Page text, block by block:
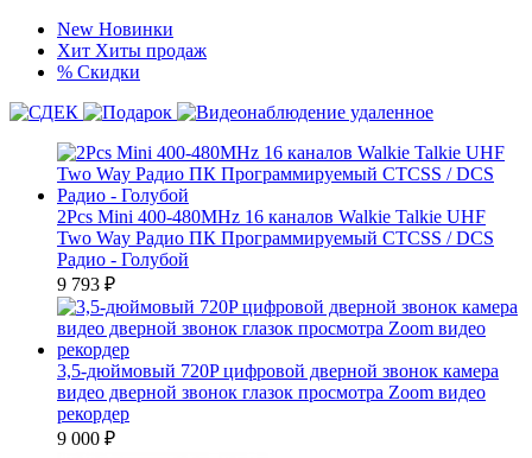
New Новинки
Хит Хиты продаж
% Скидки
2Pcs Mini 400-480MHz 16 каналов Walkie Talkie UHF
Two Way Радио ПК Программируемый CTCSS / DCS
Радио - Голубой
9 793 ₽
3,5-дюймовый 720P цифровой дверной звонок камера
видео дверной звонок глазок просмотра Zoom видео
рекордер
9 000 ₽